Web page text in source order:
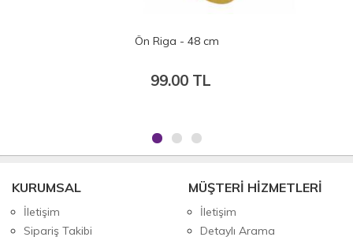
Ön Riga - 48 cm
99.00 TL
KURUMSAL
İletişim
Sipariş Takibi
MÜŞTERİ HİZMETLERİ
İletişim
Detaylı Arama